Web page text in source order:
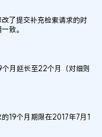
了提交补充检索请求的时
致。
月延长至22个月（对细则
19个月期限在2017年7月1